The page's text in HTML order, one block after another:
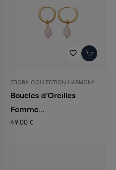
favorite_border
EDORA COLLECTION HARMONY
Boucles d'Oreilles
Femme...
49,00 €